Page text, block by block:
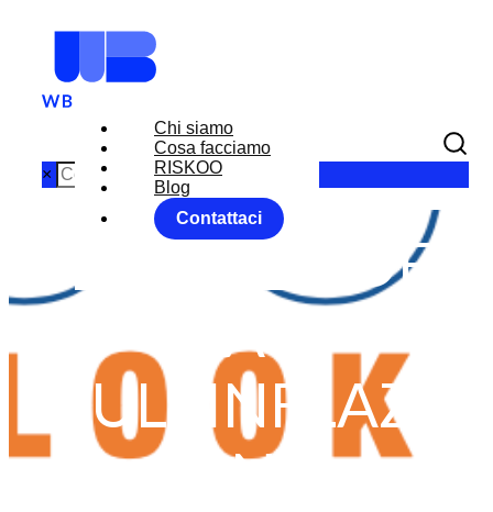
Chi siamo
Cosa facciamo
RISKOO
Blog
Contattaci
×
IN ATTESA DEI
DATI
SULL’INFLAZI
ONE